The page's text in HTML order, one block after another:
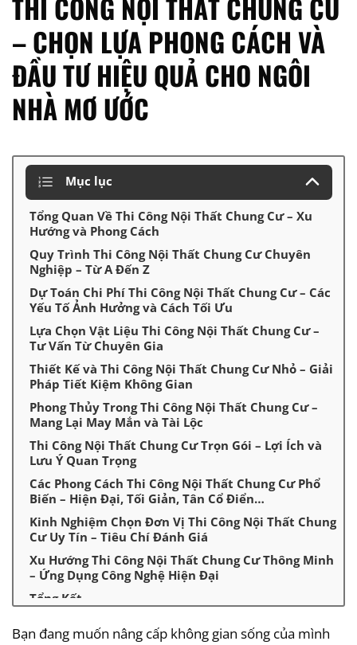
THI CÔNG NỘI THẤT CHUNG CƯ
– CHỌN LỰA PHONG CÁCH VÀ
ĐẦU TƯ HIỆU QUẢ CHO NGÔI
NHÀ MƠ ƯỚC
Mục lục
Tổng Quan Về Thi Công Nội Thất Chung Cư – Xu
Hướng và Phong Cách
Quy Trình Thi Công Nội Thất Chung Cư Chuyên
Nghiệp – Từ A Đến Z
Dự Toán Chi Phí Thi Công Nội Thất Chung Cư – Các
Yếu Tố Ảnh Hưởng và Cách Tối Ưu
Lựa Chọn Vật Liệu Thi Công Nội Thất Chung Cư –
Tư Vấn Từ Chuyên Gia
Thiết Kế và Thi Công Nội Thất Chung Cư Nhỏ – Giải
Pháp Tiết Kiệm Không Gian
Phong Thủy Trong Thi Công Nội Thất Chung Cư –
Mang Lại May Mắn và Tài Lộc
Thi Công Nội Thất Chung Cư Trọn Gói – Lợi Ích và
Lưu Ý Quan Trọng
Các Phong Cách Thi Công Nội Thất Chung Cư Phổ
Biến – Hiện Đại, Tối Giản, Tân Cổ Điển…
Kinh Nghiệm Chọn Đơn Vị Thi Công Nội Thất Chung
Cư Uy Tín – Tiêu Chí Đánh Giá
Xu Hướng Thi Công Nội Thất Chung Cư Thông Minh
– Ứng Dụng Công Nghệ Hiện Đại
Tổng Kết
Bạn đang muốn nâng cấp không gian sống của mình